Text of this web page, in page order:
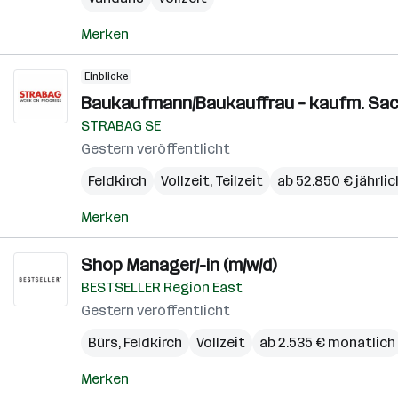
Merken
Einblicke
Baukaufmann/Baukauffrau – kaufm.
STRABAG SE
Gestern veröffentlicht
Feldkirch
Vollzeit, Teilzeit ab 52.850 €
Merken
Shop Manager/-in (m/w/d)
BESTSELLER Region East
Gestern veröffentlicht
Bürs, Feldkirch Vollzeit ab 2.535 € monatlich
Merken